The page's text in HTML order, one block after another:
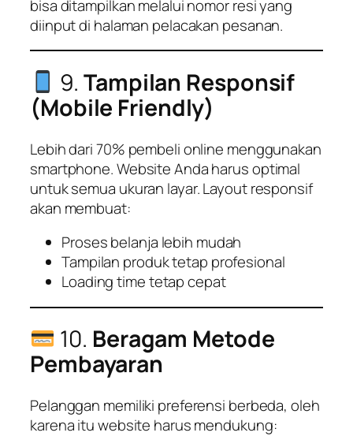
bisa ditampilkan melalui nomor resi yang
diinput di halaman pelacakan pesanan.
9.Tampilan Responsif
(Mobile Friendly)
Lebih dari 70% pembeli online menggunakan
smartphone. Website Anda harus optimal
untuk semua ukuran layar. Layout responsif
akan membuat:
Proses belanja lebih mudah
Tampilan produk tetap profesional
Loading time tetap cepat
10. Beragam Metode
Pembayaran
Pelanggan memiliki preferensi berbeda, oleh
karena itu website harus mendukung: